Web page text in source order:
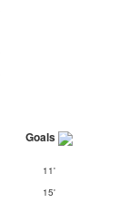
Goals
11'
15'